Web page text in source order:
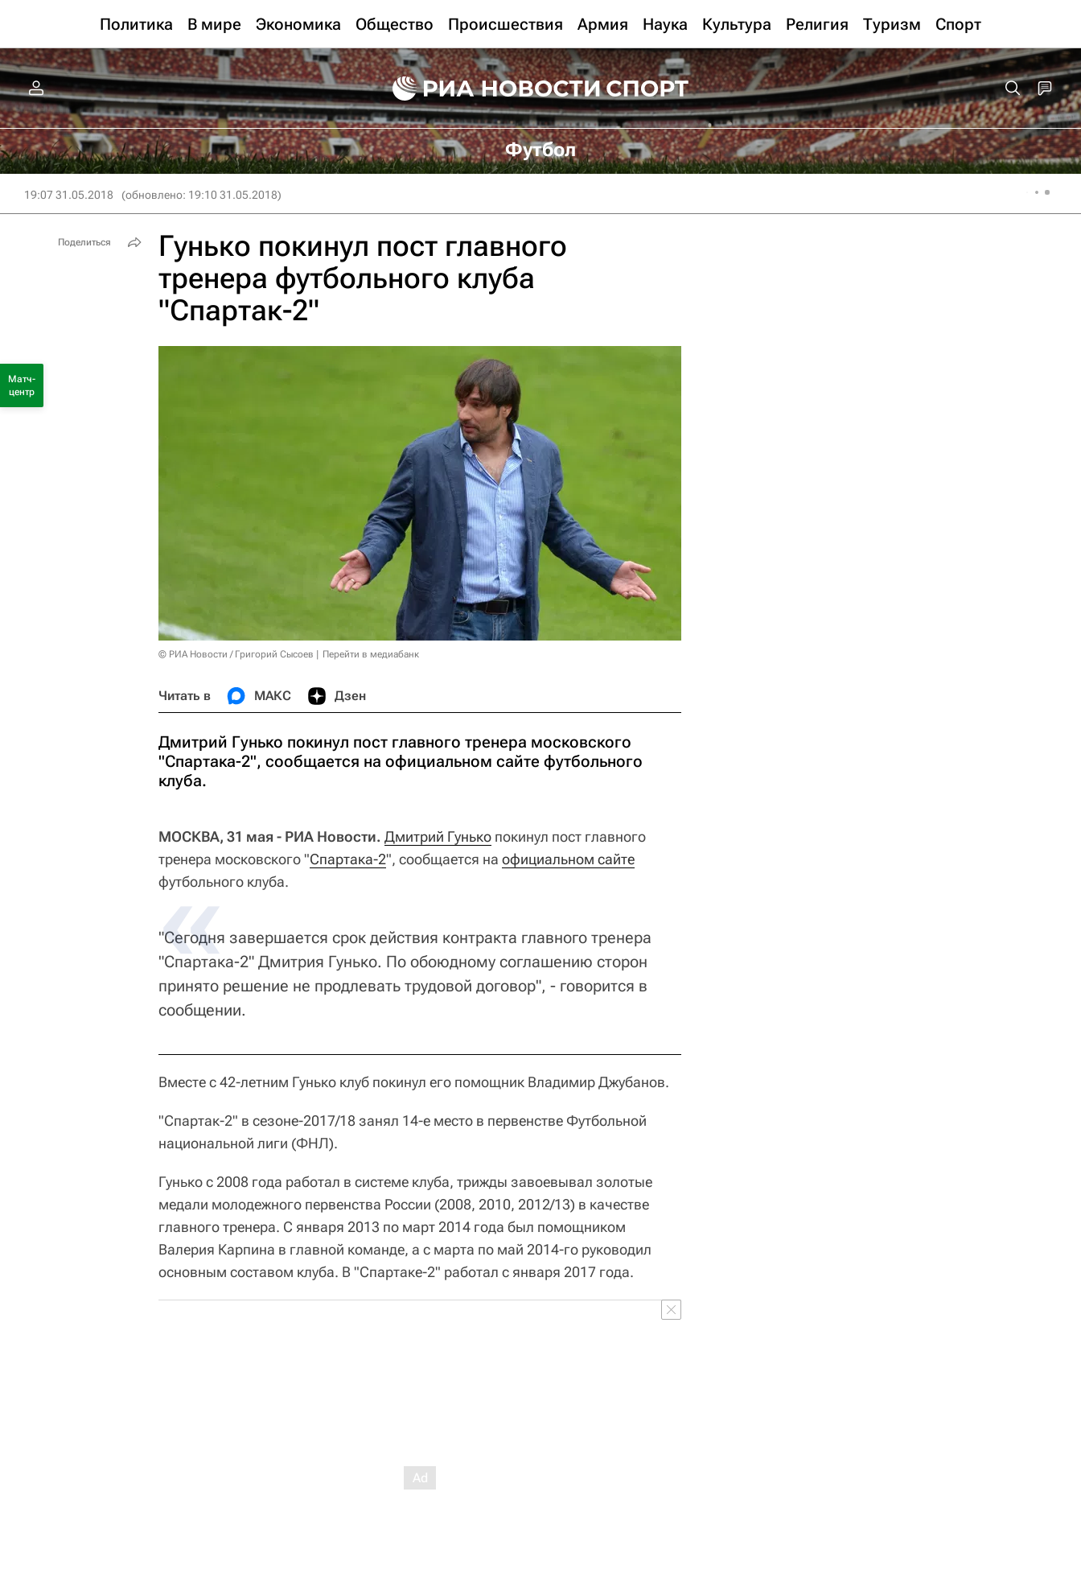
Политика В мире Экономика Общество Происшествия Армия Наука Культура Религия Туризм Спорт
Футбол
19:07 31.05.2018 (обновлено: 19:10 31.05.2018)
Гунько покинул пост главного
тренера футбольного клуба
"Спартак-2"
© РИА Новости / Григорий Сысоев Перейти в медиабанк
Читать в МАКС Дзен
Дмитрий Гунько покинул пост главного тренера московского
"Спартака-2", сообщается на официальном сайте футбольного
клуба.
МОСКВА, 31 мая - РИА Новости. Дмитрий Гунько покинул пост главного
тренера московского "Спартака-2", сообщается на официальном сайте
футбольного клуба.
"Сегодня завершается срок действия контракта главного тренера
"Спартака-2" Дмитрия Гунько. По обоюдному соглашению сторон
принято решение не продлевать трудовой договор", - говорится в
сообщении.
Вместе с 42-летним Гунько клуб покинул его помощник Владимир Джубанов.
"Спартак-2" в сезоне-2017/18 занял 14-е место в первенстве Футбольной
национальной лиги (ФНЛ).
Гунько с 2008 года работал в системе клуба, трижды завоевывал золотые
медали молодежного первенства России (2008, 2010, 2012/13) в качестве
главного тренера. С января 2013 по март 2014 года был помощником
Валерия Карпина в главной команде, а с марта по май 2014-го руководил
основным составом клуба. В "Спартаке-2" работал с января 2017 года.
Поделиться
Матч-
центр